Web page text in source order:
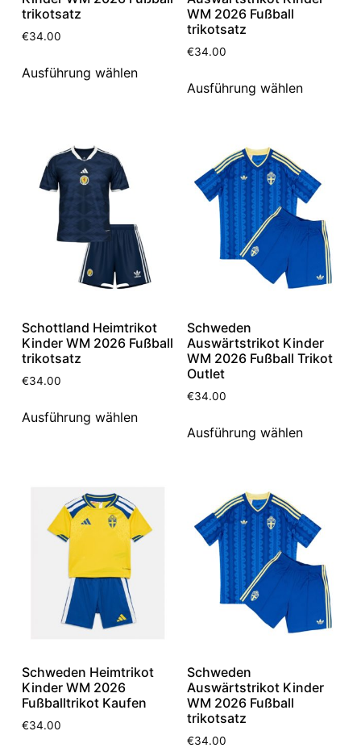
trikotsatz
€34.00
Ausführung wählen
WM 2026 Fußball
trikotsatz
€34.00
Ausführung wählen
Schottland Heimtrikot
Kinder WM 2026 Fußball
trikotsatz
€34.00
Ausführung wählen
Schweden
Auswärtstrikot Kinder
WM 2026 Fußball Trikot
Outlet
€34.00
Ausführung wählen
Schweden Heimtrikot
Kinder WM 2026
Fußballtrikot Kaufen
€34.00
Schweden
Auswärtstrikot Kinder
WM 2026 Fußball
trikotsatz
€34.00